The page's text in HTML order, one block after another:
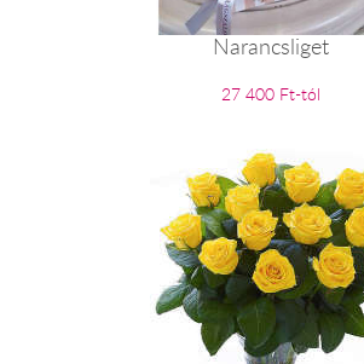
Narancsliget
27 400 Ft-tól